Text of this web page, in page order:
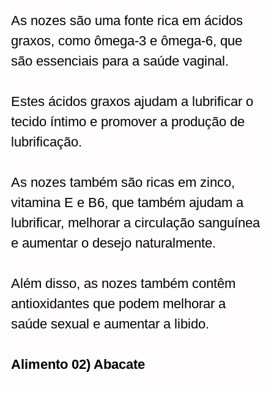
As nozes são uma fonte rica em ácidos
graxos, como ômega-3 e ômega-6, que
são essenciais para a saúde vaginal.
Estes ácidos graxos ajudam a lubrificar o
tecido íntimo e promover a produção de
lubrificação.
As nozes também são ricas em zinco,
vitamina E e B6, que também ajudam a
lubrificar, melhorar a circulação sanguínea
e aumentar o desejo naturalmente.
Além disso, as nozes também contêm
antioxidantes que podem melhorar a
saúde sexual e aumentar a libido.
Alimento 02) Abacate